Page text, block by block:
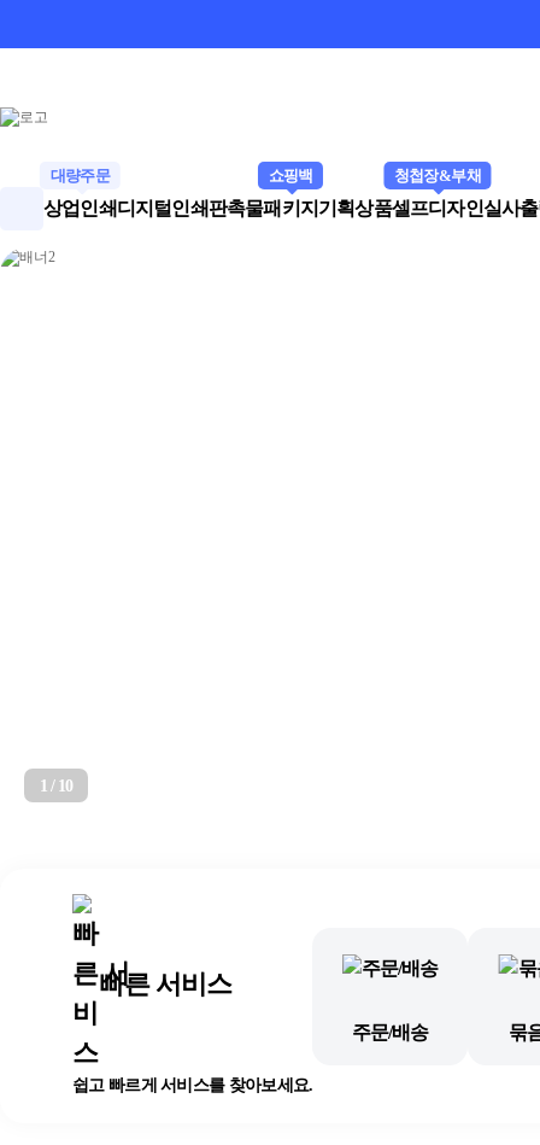
상업인쇄
대량주문
디지털인쇄판촉물패키지
쇼핑백
기획상품셀프디자인
청첩장&부채
실사
2 / 10
빠른 서비스
쉽고 빠르게 서비스를 찾아보세요.
주문/배송 묶